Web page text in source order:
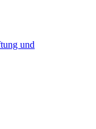
und